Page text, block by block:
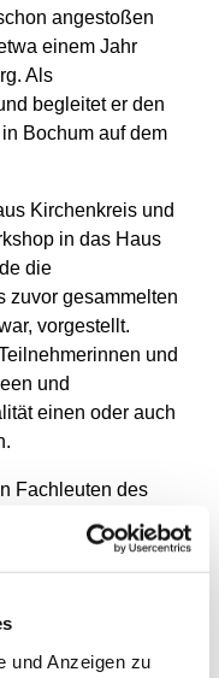
und Anzeigen zu
angestoßen
einem Jahr
Als
begleitet er den
Bochum auf dem
Kirchenkreis und
in das Haus
die
zuvor gesammelten
vorgestellt.
und
und
einen oder auch
Fachleuten des
die in die Themen
einführten. Um
zu gehen, ist
für